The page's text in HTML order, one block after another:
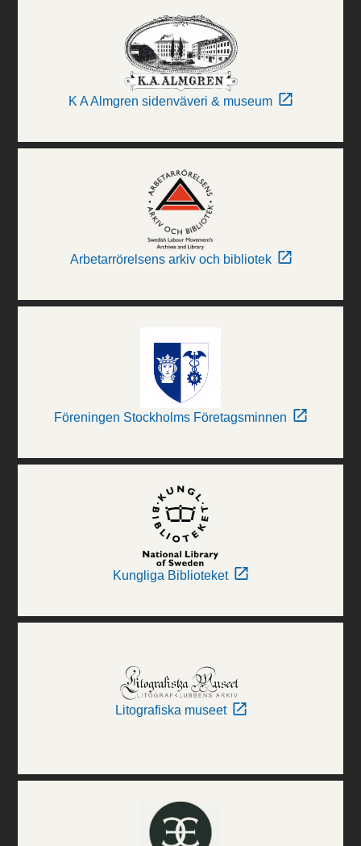
K A Almgren sidenväveri & museum
Arbetarrörelsens arkiv och bibliotek
Föreningen Stockholms Företagsminnen
Kungliga Biblioteket
Litografiska museet